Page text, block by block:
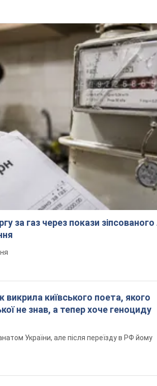
за газ через покази
київського поета, якого
не знав, а тепер хоче геноциду
України, але після переїзду в РФ йому